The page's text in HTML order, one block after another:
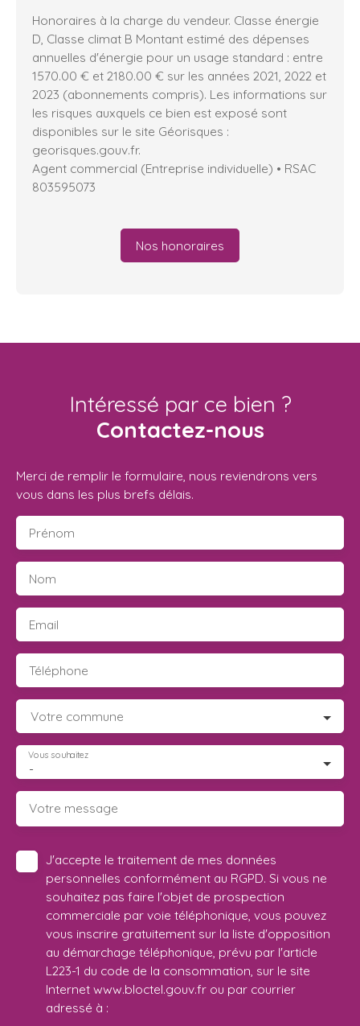
Honoraires à la charge du vendeur. Classe énergie
D, Classe climat B Montant estimé des dépenses
annuelles d'énergie pour un usage standard : entre
1570.00 € et 2180.00 € sur les années 2021, 2022 et
2023 (abonnements compris). Les informations sur
les risques auxquels ce bien est exposé sont
disponibles sur le site Géorisques :
georisques.gouv.fr.
Agent commercial (Entreprise individuelle) • RSAC
803595073
Nos honoraires
Intéressé par ce bien ?
Contactez-nous
Merci de remplir le formulaire, nous reviendrons vers
vous dans les plus brefs délais.
Prénom
Nom
Email
Téléphone
Votre commune
-
Vous souhaitez
Votre message
J'accepte le traitement de mes données
personnelles conformément au RGPD. Si vous ne
souhaitez pas faire l'objet de prospection
commerciale par voie téléphonique, vous pouvez
vous inscrire gratuitement sur la liste d'opposition
au démarchage téléphonique, prévu par l'article
L223-1 du code de la consommation, sur le site
Internet www.bloctel.gouv.fr ou par courrier
adressé à :